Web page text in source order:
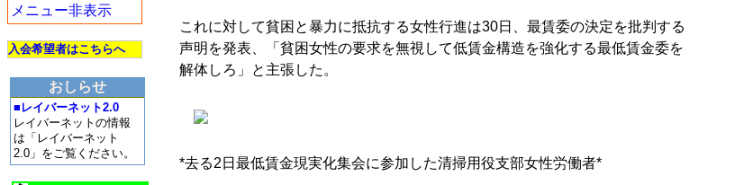
メニュー非表示
入会希望者はこちらへ
おしらせ
■レイバーネット2.0
レイバーネットの情報
は「レイバーネット
2.0」をご覧ください。
これに対して貧困と暴力に抵抗する女性行進は30日、最賃委の決定を批判する
声明を発表、「貧困女性の要求を無視して低賃金構造を強化する最低賃金委を
解体しろ」と主張した。
*去る2日最低賃金現実化集会に参加した清掃用役支部女性労働者*